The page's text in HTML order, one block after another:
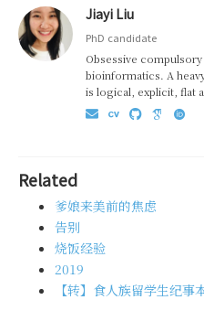
Jiayi Liu
PhD candidate
Obsessive
bioinformatics. A
is logical, explicit, flat
Related
爹娘来美前的焦虑
告别
烧饭经验
2019
【转】食人族留学生纪事